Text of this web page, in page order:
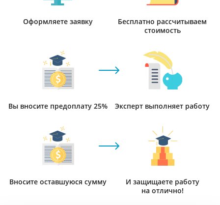
Оформляете заявку
Бесплатно рассчитываем
стоимость
Вы вносите предоплату 25% Эксперт выполняет работу
Вносите оставшуюся сумму
И защищаете работу
на отлично!